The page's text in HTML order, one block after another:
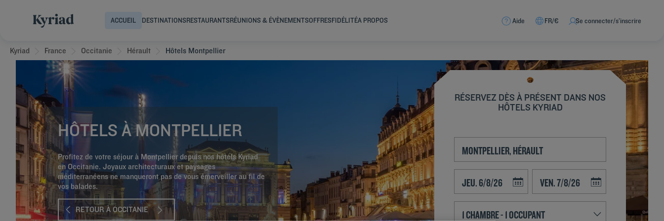
ACCUEIL DESTINATIONSRESTAURANTSRÉUNIONS & ÉVÈNEMENTSOFFRESFIDÉLITÉA PROPOS Aide FR/€ Se connecter/s’inscrire
Kyriad France Occitanie Hérault Hôtels Montpellier
HÔTELS À MONTPELLIER
Profitez de votre séjour à Montpellier depuis nos hôtels Kyriad
en Occitanie. Joyaux architecturaux et paysages
méditerranéens ne manqueront pas de vous émerveiller au fil de
vos balades.
RETOUR À OCCITANIE
RÉSERVEZ DÈS À PRÉSENT DANS NOS
HÔTELS KYRIAD
Navigate forward to interact with the calendar and select a date.
Navigate backward to interact with the